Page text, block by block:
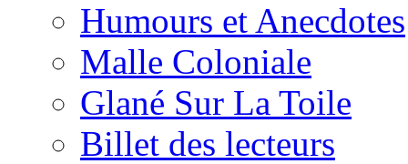
Humours et Anecdotes
Malle Coloniale
Glané Sur La Toile
Billet des lecteurs